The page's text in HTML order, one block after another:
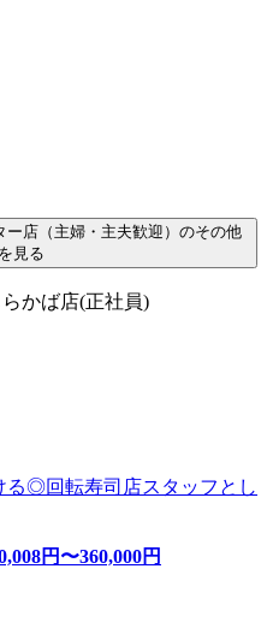
店（主婦・主夫歓迎）のその他
見る
かば店(正社員)
る◎回転寿司店スタッフとし
円〜360,000円